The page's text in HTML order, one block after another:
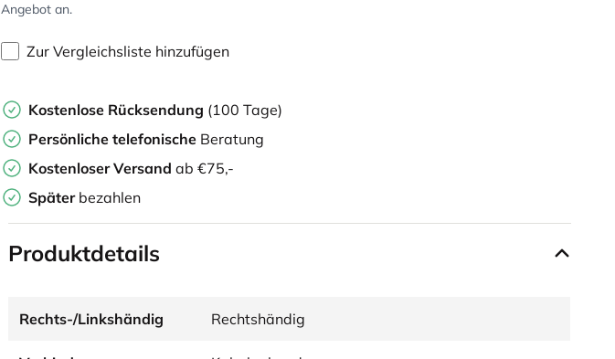
Angebot an.
Zur Vergleichsliste hinzufügen
Kostenlose Rücksendung (100 Tage)
Persönliche telefonische Beratung
Kostenloser Versand ab €75,-
Später bezahlen
Produktdetails
Rechts-/Linkshändig Rechtshändig